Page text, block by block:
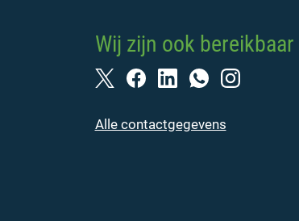
Wij zijn ook bereikbaar
Alle contactgegevens